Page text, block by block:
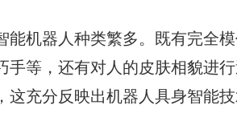
能机器人种类繁多。既有完全
手等，还有对人的皮肤相貌进
充分反映出机器人具身智能技